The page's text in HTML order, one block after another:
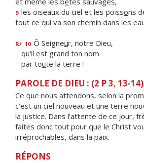
9 les oiseaux du ciel et les poissons
tout ce qui va son chemin dans les
R/ 10 Ô Seigneur, notre Dieu,
qu'il est grand ton nom
par toute la terre !
PAROLE DE DIEU : (2 P 3, 13-14)
Ce que nous attendons, selon la
c’est un ciel nouveau et une terre
la justice. Dans l’attente de ce jour,
faites donc tout pour que le Christ
irréprochables, dans la paix.
RÉPONS